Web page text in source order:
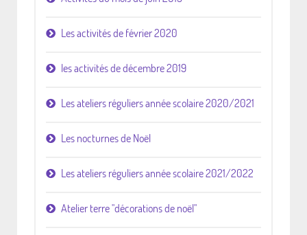
Les activités de février 2020
les activités de décembre 2019
Les ateliers réguliers année scolaire 2020/2021
Les nocturnes de Noël
Les ateliers réguliers année scolaire 2021/2022
Atelier terre "décorations de noël"